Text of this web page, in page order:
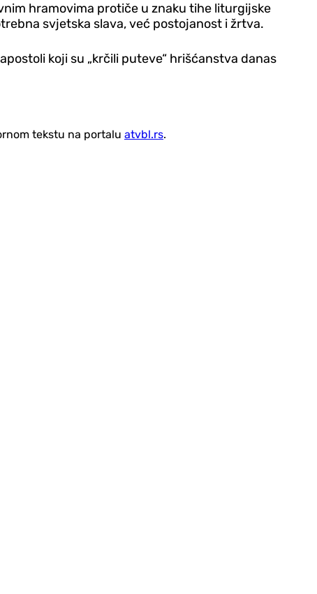
hramovima protiče u znaku tihe liturgijske
svjetska slava, već postojanost i žrtva.
koji su „krčili puteve“ hrišćanstva danas
tekstu na portalu atvbl.rs.